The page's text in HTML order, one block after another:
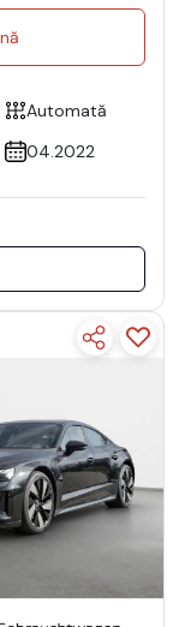
Automată
04.2022